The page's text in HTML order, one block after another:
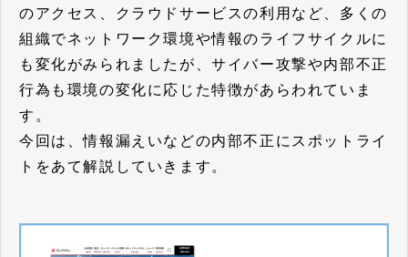
のアクセス、クラウドサービスの利用など、多くの
組織でネットワーク環境や情報のライフサイクルに
も変化がみられましたが、サイバー攻撃や内部不正
行為も環境の変化に応じた特徴があらわれていま
す。
今回は、情報漏えいなどの内部不正にスポットライ
トをあて解説していきます。